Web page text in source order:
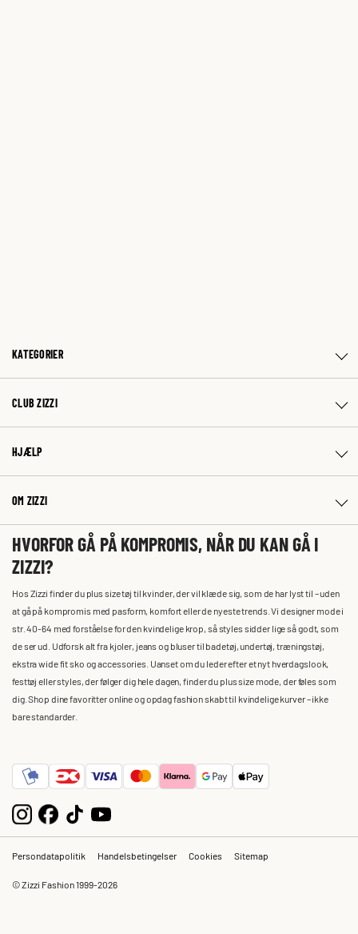
KATEGORIER
CLUB ZIZZI
HJÆLP
OM ZIZZI
HVORFOR GÅ PÅ KOMPROMIS, NÅR DU KAN GÅ I
ZIZZI?
Hos Zizzi finder du plus size tøj til kvinder, der vil klæde sig, som de har lyst til – uden
at gå på kompromis med pasform, komfort eller de nyeste trends. Vi designer mode i
str. 40-64 med forståelse for den kvindelige krop, så styles sidder lige så godt, som
de ser ud. Udforsk alt fra kjoler, jeans og bluser til badetøj, undertøj, træningstøj,
ekstra wide fit sko og accessories. Uanset om du leder efter et nyt hverdagslook,
festtøj eller styles, der følger dig hele dagen, finder du plus size mode, der føles som
dig. Shop dine favoritter online og opdag fashion skabt til kvindelige kurver – ikke
bare standarder.
Persondatapolitik Handelsbetingelser Cookies Sitemap
© Zizzi Fashion 1999-2026